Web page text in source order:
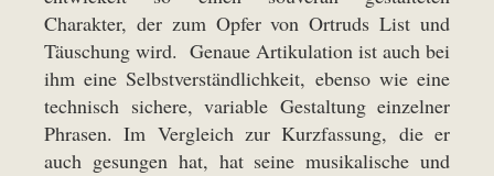
Charakter, der zum Opfer von Ortruds List und
Täuschung wird. Genaue Artikulation ist auch bei
ihm eine Selbstverständlichkeit, ebenso wie eine
technisch sichere, variable Gestaltung einzelner
Phrasen. Im Vergleich zur Kurzfassung, die er
auch gesungen hat, hat seine musikalische und